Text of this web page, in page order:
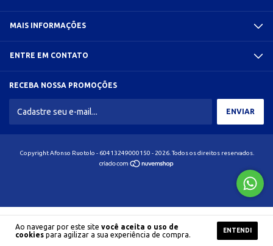
Ao navegar por este site você aceita o uso de
cookies para agilizar a sua experiência de compra.
ENTENDI
MAIS INFORMAÇÕES
ENTRE EM CONTATO
RECEBA NOSSA PROMOÇÕES
Copyright Afonso Ruotolo - 60413249000150 - 2026. Todos os direitos reservados.